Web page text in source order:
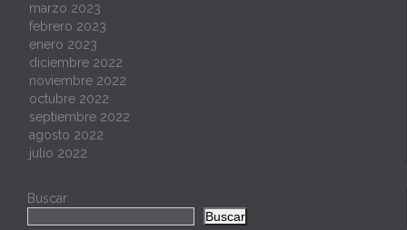
marzo 2023
febrero 2023
enero 2023
diciembre 2022
noviembre 2022
octubre 2022
septiembre 2022
agosto 2022
julio 2022
Buscar
Buscar